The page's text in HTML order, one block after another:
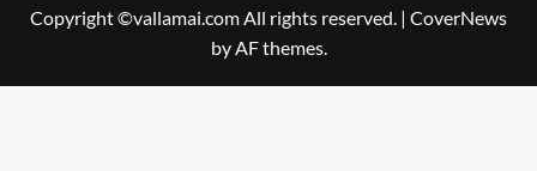
Copyright ©vallamai.com All rights reserved. | CoverNews
by AF themes.